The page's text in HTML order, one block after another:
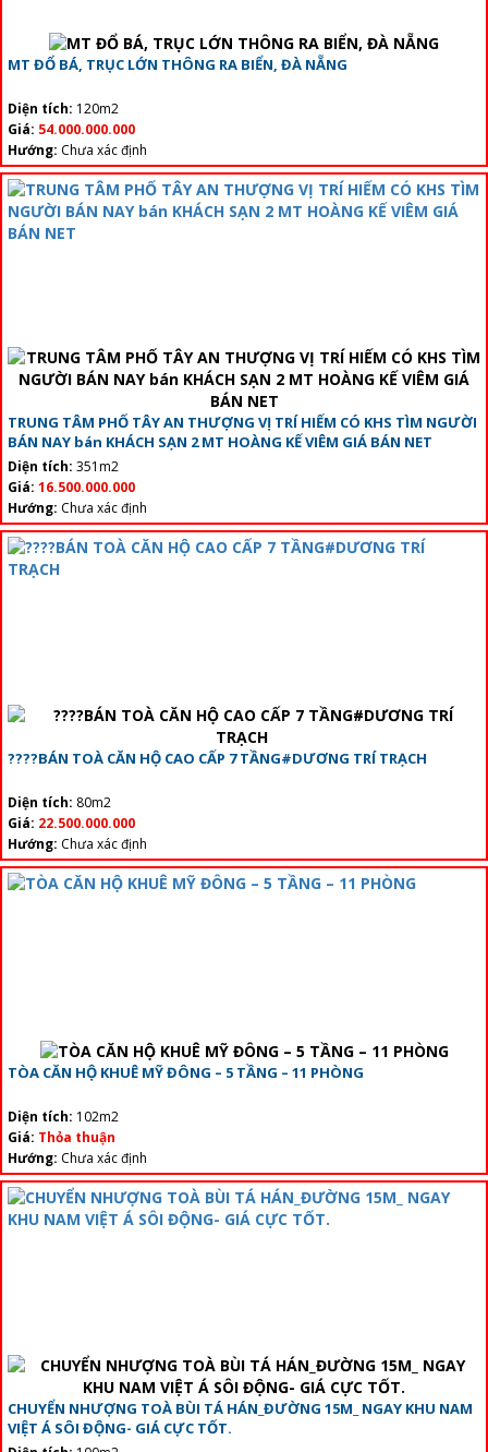
MT ĐỔ BÁ, TRỤC LỚN THÔNG RA BIỂN, ĐÀ NẴNG
Diện tích: 120m2
Giá: 54.000.000.000
Hướng: Chưa xác định
TRUNG TÂM PHỐ TÂY AN THƯỢNG VỊ TRÍ HIẾM CÓ KHS TÌM NGƯỜI
BÁN NAY bán KHÁCH SẠN 2 MT HOÀNG KẾ VIÊM GIÁ BÁN NET
Diện tích: 351m2
Giá: 16.500.000.000
Hướng: Chưa xác định
????BÁN TOÀ CĂN HỘ CAO CẤP 7 TẦNG#DƯƠNG TRÍ TRẠCH
Diện tích: 80m2
Giá: 22.500.000.000
Hướng: Chưa xác định
TÒA CĂN HỘ KHUÊ MỸ ĐÔNG – 5 TẦNG – 11 PHÒNG
Diện tích: 102m2
Giá: Thỏa thuận
Hướng: Chưa xác định
CHUYỂN NHƯỢNG TOÀ BÙI TÁ HÁN_ĐƯỜNG 15M_ NGAY KHU NAM
VIỆT Á SÔI ĐỘNG- GIÁ CỰC TỐT.